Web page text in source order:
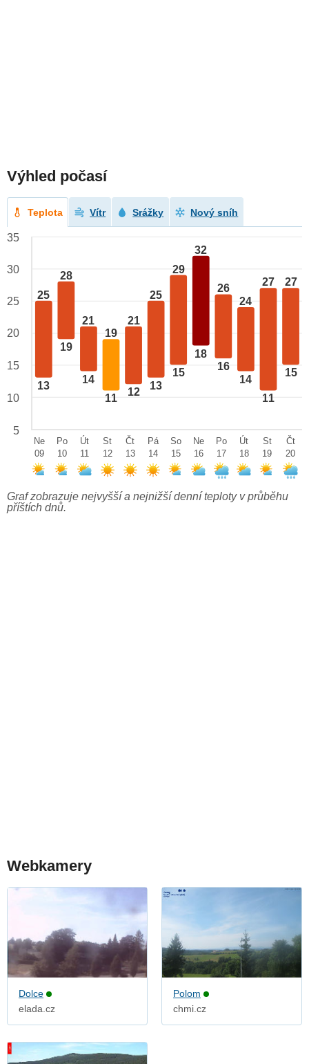
Výhled počasí
Teplota Vítr Srážky Nový sníh
25
13
28
19
21
14
19
11
21
12
25
13
29
15
32
18
26
16
24
14
27
11
27
15
35
30
25
20
15
10
5
Ne
09
Po
10
Út
11
St
12
Čt
13
Pá
14
So
15
Ne
16
Po
17
Út
18
St
19
Čt
20
Graf zobrazuje nejvyšší a nejnižší denní teploty v průběhu
příštích dnů.
Webkamery
Dolce
elada.cz
Polom
chmi.cz